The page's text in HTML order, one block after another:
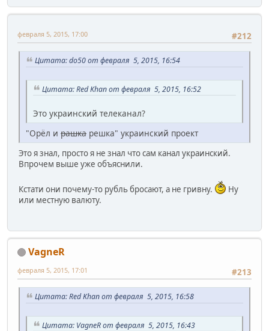
#212
февраля 5, 2015, 17:00
Цитата: do50 от февраля 5, 2015, 16:54
Цитата: Red Khan от февраля 5, 2015, 16:52
Это украинский телеканал?
"Орёл и рашка решка" украинский проект
Это я знал, просто я не знал что сам канал украинский.
Впрочем выше уже объяснили.
Кстати они почему-то рубль бросают, а не гривну.
Ну
или местную валюту.
VagneR
#213
февраля 5, 2015, 17:01
Цитата: Red Khan от февраля 5, 2015, 16:58
Цитата: VagneR от февраля 5, 2015, 16:43